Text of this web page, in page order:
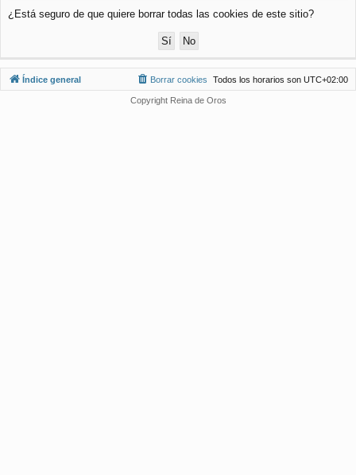
rs
¿Está seguro de que quiere borrar todas las cookies de este sitio?
Índice general Todos los horarios son UTC+02:00
Borrar cookies
Copyright Reina de Oros